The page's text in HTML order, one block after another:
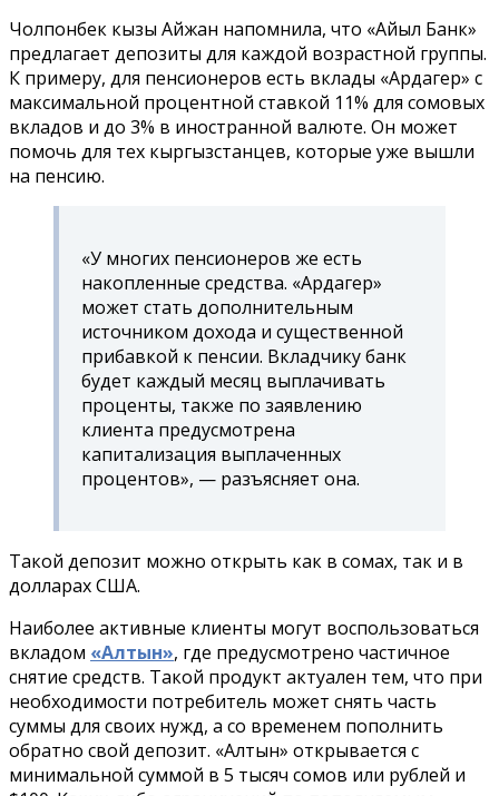
Чолпонбек кызы Айжан напомнила, что «Айыл Банк»
предлагает депозиты для каждой возрастной группы.
К примеру, для пенсионеров есть вклады «Ардагер» с
максимальной процентной ставкой 11% для сомовых
вкладов и до 3% в иностранной валюте. Он может
помочь для тех кыргызстанцев, которые уже вышли
на пенсию.
«У многих пенсионеров же есть
накопленные средства. «Ардагер»
может стать дополнительным
источником дохода и существенной
прибавкой к пенсии. Вкладчику банк
будет каждый месяц выплачивать
проценты, также по заявлению
клиента предусмотрена
капитализация выплаченных
процентов», — разъясняет она.
Такой депозит можно открыть как в сомах, так и в
долларах США.
Наиболее активные клиенты могут воспользоваться
вкладом «Алтын», где предусмотрено частичное
снятие средств. Такой продукт актуален тем, что при
необходимости потребитель может снять часть
суммы для своих нужд, а со временем пополнить
обратно свой депозит. «Алтын» открывается с
минимальной суммой в 5 тысяч сомов или рублей и